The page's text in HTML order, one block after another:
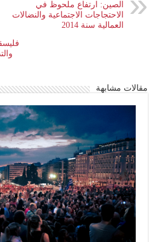
الصين: ارتفاع ملحوظ في
الاحتجاجات الاجتماعية والنضالات
العمالية سنة 2014
مقالات مشابهة